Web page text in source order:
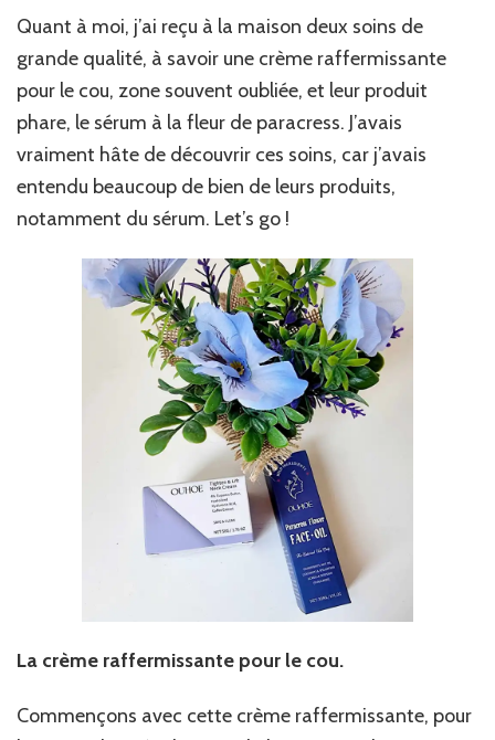
Quant à moi, j’ai reçu à la maison deux soins de
grande qualité, à savoir une crème raffermissante
pour le cou, zone souvent oubliée, et leur produit
phare, le sérum à la fleur de paracress. J’avais
vraiment hâte de découvrir ces soins, car j’avais
entendu beaucoup de bien de leurs produits,
notamment du sérum. Let’s go !
La crème raffermissante pour le cou.
Commençons avec cette crème raffermissante, pour